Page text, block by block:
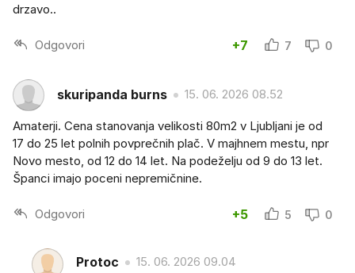
drzavo..
Odgovori +7 7 0
skuripanda burns 15. 06. 2026 08.52
Amaterji. Cena stanovanja velikosti 80m2 v Ljubljani je od
17 do 25 let polnih povprečnih plač. V majhnem mestu, npr
Novo mesto, od 12 do 14 let. Na podeželju od 9 do 13 let.
Španci imajo poceni nepremičnine.
Odgovori +5 5 0
Protoc 15. 06. 2026 09.04